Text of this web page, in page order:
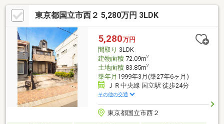
東京都国立市西２ 5,280万円 3LDK
5,280万円
間取り 3LDK
建物面積72.09m2
土地面積83.85m2
築年月 1999年3月(築27年6ヶ月)
ＪＲ中央線 国立駅 徒歩24分
その他の交通
東京都国立市西２